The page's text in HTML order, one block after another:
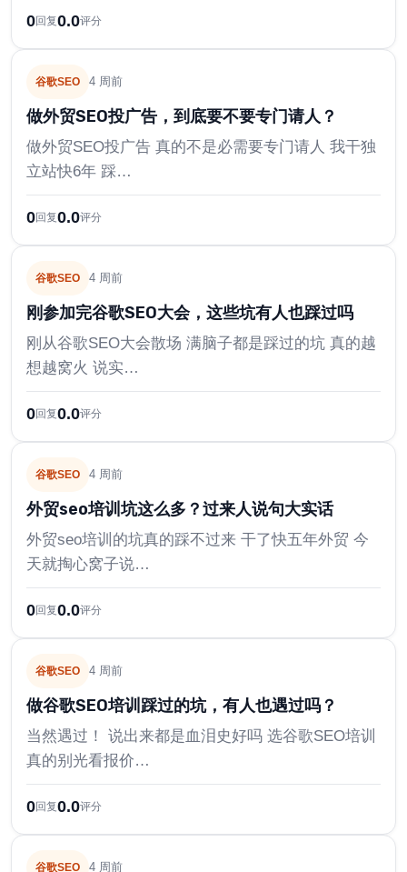
0回复0.0评分
谷歌SEO 4 周前
做外贸SEO投广告，到底要不要专门请人？
做外贸SEO投广告 真的不是必需要专门请人 我干独
立站快6年 踩…
0回复0.0评分
谷歌SEO 4 周前
刚参加完谷歌SEO大会，这些坑有人也踩过吗
刚从谷歌SEO大会散场 满脑子都是踩过的坑 真的越
想越窝火 说实…
0回复0.0评分
谷歌SEO 4 周前
外贸seo培训坑这么多？过来人说句大实话
外贸seo培训的坑真的踩不过来 干了快五年外贸 今
天就掏心窝子说…
0回复0.0评分
谷歌SEO 4 周前
做谷歌SEO培训踩过的坑，有人也遇过吗？
当然遇过！ 说出来都是血泪史好吗 选谷歌SEO培训
真的别光看报价…
0回复0.0评分
谷歌SEO 4 周前